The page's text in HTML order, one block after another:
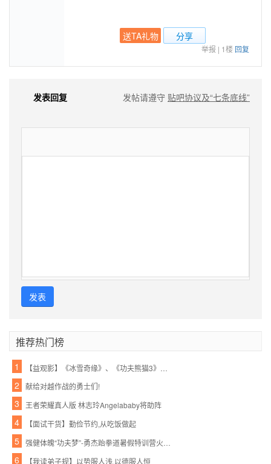
送TA礼物 分享
举报 | 1楼 回复
发表回复 发帖请遵守 贴吧协议及“七条底线”
发表
推荐热门榜
1
2 献给对越作战的勇士们!
3 王者荣耀真人版 林志玲Angelababy将助阵
4 【面试干货】勤俭节约,从吃饭做起
5
6 【我读弟子规】以势服人浅,以德服人恒